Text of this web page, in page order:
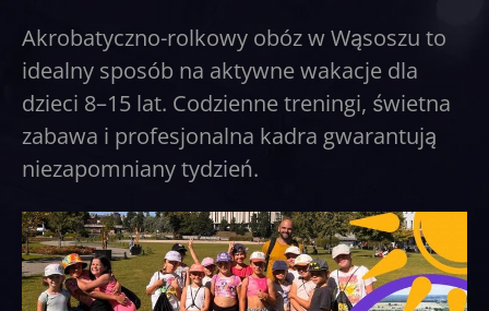
Akrobatyczno-rolkowy obóz w Wąsoszu to
idealny sposób na aktywne wakacje dla
dzieci 8–15 lat. Codzienne treningi, świetna
zabawa i profesjonalna kadra gwarantują
niezapomniany tydzień.